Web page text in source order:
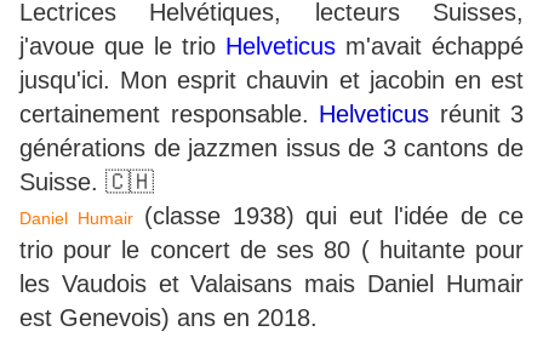
Lectrices Helvétiques, lecteurs Suisses,
j'avoue que le trio Helveticus m'avait échappé
jusqu'ici. Mon esprit chauvin et jacobin en est
certainement responsable. Helveticus réunit 3
générations de jazzmen issus de 3 cantons de
Suisse. 🇨🇭
Daniel Humair(classe 1938) qui eut l'idée de ce
trio pour le concert de ses 80 ( huitante pour
les Vaudois et Valaisans mais Daniel Humair
est Genevois) ans en 2018.